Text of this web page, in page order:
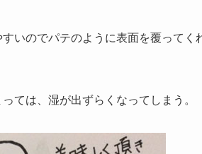
いのでパテのように表面を覆ってく
ては、湿が出ずらくなってしまう。